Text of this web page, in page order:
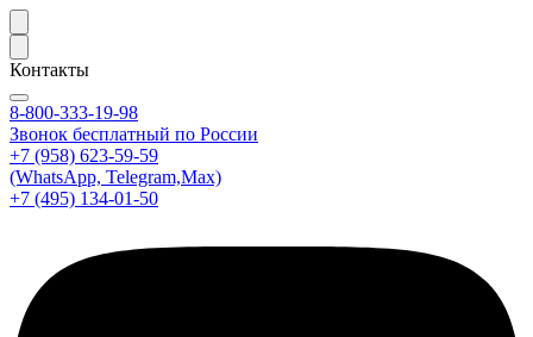
Контакты
8-800-333-19-98
Звонок бесплатный по России
+7 (958) 623-59-59
(WhatsApp, Telegram,Max)
+7 (495) 134-01-50